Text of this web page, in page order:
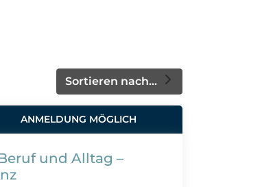
Sortieren nach...
ANMELDUNG MÖGLICH
und Alltag –